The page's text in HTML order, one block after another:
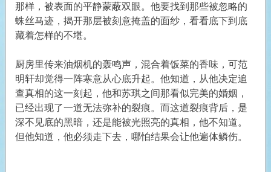
那样，被表面的平静蒙蔽双眼。他要找到那些被忽略的
蛛丝马迹，揭开那层被刻意掩盖的面纱，看看底下到底
藏着怎样的不堪。
厨房里传来油烟机的轰鸣声，混合着饭菜的香味，可范
明轩却觉得一阵寒意从心底升起。他知道，从他决定追
查真相的这一刻起，他和苏琪之间那看似完美的婚姻，
已经出现了一道无法弥补的裂痕。而这道裂痕背后，是
深不见底的黑暗，还是能被光照亮的真相，他不知道。
但他知道，他必须走下去，哪怕结果会让他遍体鳞伤。